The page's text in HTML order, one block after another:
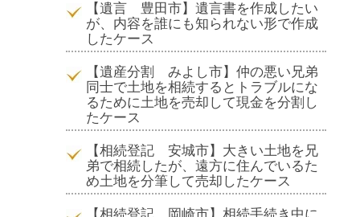
【遺言 豊田市】遺言書を作成したい
が、内容を誰にも知られない形で作成
したケース
【遺産分割 みよし市】仲の悪い兄弟
同士で土地を相続するとトラブルにな
るために土地を売却して現金を分割し
たケース
【相続登記 安城市】大きい土地を兄
弟で相続したが、遠方に住んでいるた
め土地を分筆して売却したケース